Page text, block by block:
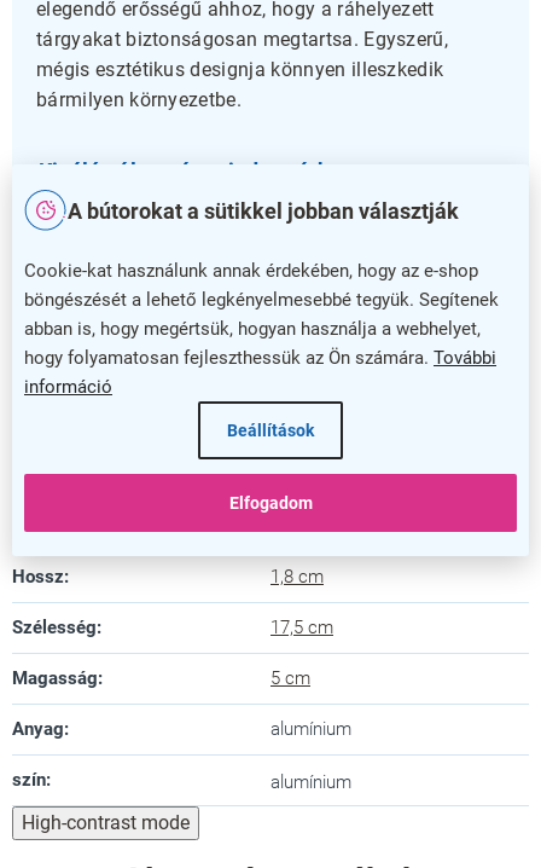
A bútorokat a sütikkel jobban választják
Cookie-kat használunk annak érdekében, hogy az e-shop
böngészését a lehető legkényelmesebbé tegyük. Segítenek
abban is, hogy megértsük, hogyan használja a webhelyet,
hogy folyamatosan fejleszthessük az Ön számára. További
információ
Beállítások
Elfogadom
elegendő erősségű ahhoz, hogy a ráhelyezett
tárgyakat biztonságosan megtartsa. Egyszerű,
mégis esztétikus designja könnyen illeszkedik
bármilyen környezetbe.
Kiváló választás minden térhez
Ha egy megbízható, időtálló és letisztult falió
megoldás. Ne habozzon, tegye rendezettebbé és
praktikusabbá életterét ezzel az elegáns darabbal!
Kiegészítő paraméterek
Fali fogasok
Szín: alumínium
Garancia
Hossz: 1,8 cm
Szélesség: 17,5 cm
Magasság: 5 cm
Anyag: alumínium
szín: alumínium
High-contrast mode